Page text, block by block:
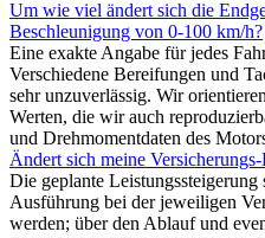
Um wie viel ändert sich die
Beschleunigung von 0-100 km/h?
Eine exakte Angabe für jedes
Verschiedene Bereifungen und
sehr unzuverlässig. Wir
Werten, die wir auch
und Drehmomentdaten des
Ändert sich meine
Die geplante
Ausführung bei der jeweiligen
werden; über den Ablauf und